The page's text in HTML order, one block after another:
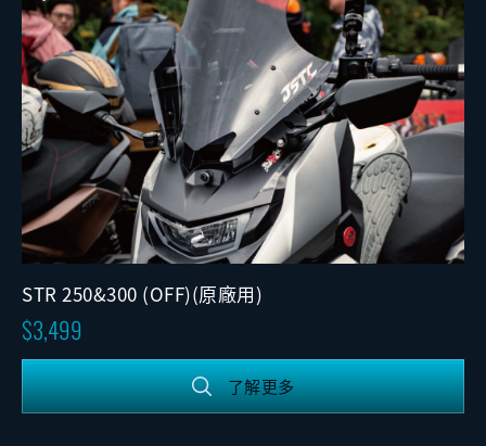
STR 250&300 (OFF)(原廠用)
3,499
了解更多